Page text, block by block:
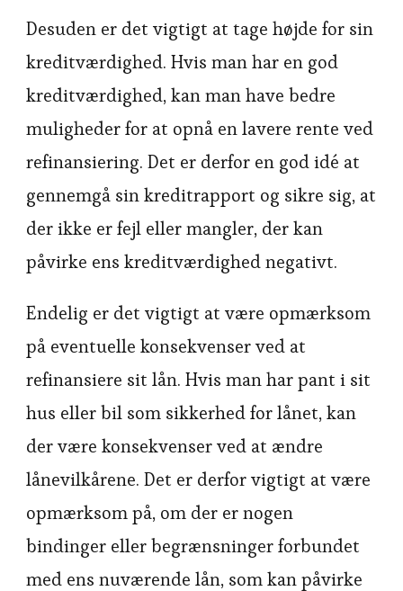
Desuden er det vigtigt at tage højde for sin
kreditværdighed. Hvis man har en god
kreditværdighed, kan man have bedre
muligheder for at opnå en lavere rente ved
refinansiering. Det er derfor en god idé at
gennemgå sin kreditrapport og sikre sig, at
der ikke er fejl eller mangler, der kan
påvirke ens kreditværdighed negativt.
Endelig er det vigtigt at være opmærksom
på eventuelle konsekvenser ved at
refinansiere sit lån. Hvis man har pant i sit
hus eller bil som sikkerhed for lånet, kan
der være konsekvenser ved at ændre
lånevilkårene. Det er derfor vigtigt at være
opmærksom på, om der er nogen
bindinger eller begrænsninger forbundet
med ens nuværende lån, som kan påvirke